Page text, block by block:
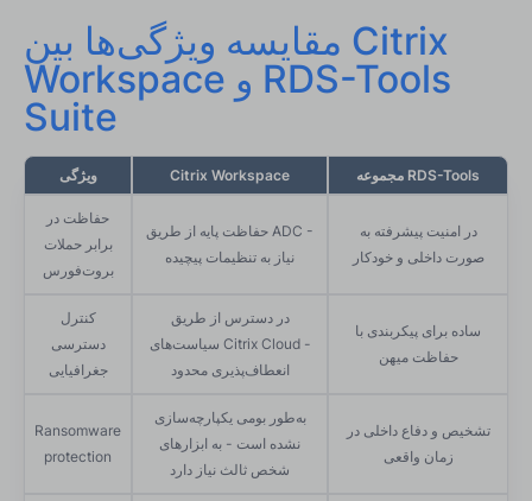
مقایسه ویژگی‌ها بین Citrix
Workspace و RDS-Tools
Suite
ویژگی Citrix Workspace مجموعه RDS-Tools
حفاظت در
برابر حملات
بروت‌فورس
حفاظت پایه از طریق ADC -
نیاز به تنظیمات پیچیده
در امنیت پیشرفته به
صورت داخلی و خودکار
کنترل
دسترسی
جغرافیایی
در دسترس از طریق
سیاست‌های Citrix Cloud -
انعطاف‌پذیری محدود
ساده برای پیکربندی با
حفاظت میهن
Ransomware
protection
به‌طور بومی یکپارچه‌سازی
نشده است - به ابزارهای
شخص ثالث نیاز دارد
تشخیص و دفاع داخلی در
زمان واقعی